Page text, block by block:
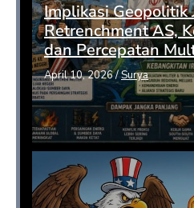
Implikasi Geopolitik
Retrenchment AS,
dan Percepatan
April 10, 2026/Surya